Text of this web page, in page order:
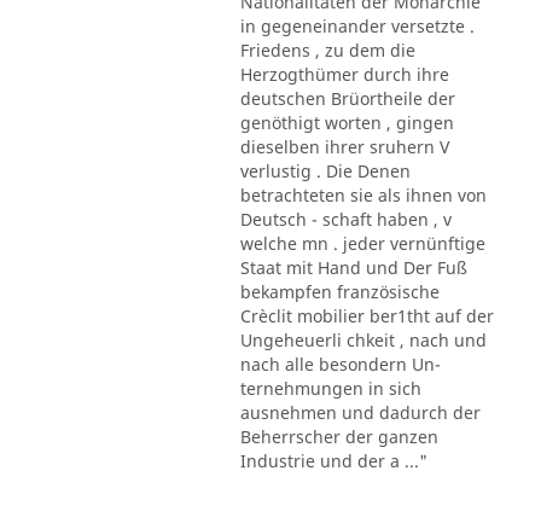
in gegeneinander versetzte .
Friedens , zu dem die
Herzogthümer durch ihre
deutschen Brüortheile der
genöthigt worten , gingen
dieselben ihrer sruhern V
verlustig . Die Denen
betrachteten sie als ihnen von
Deutsch - schaft haben , v
welche mn . jeder vernünftige
Staat mit Hand und Der Fuß
bekampfen französische
Crèclit mobilier ber1tht auf der
Ungeheuerli chkeit , nach und
nach alle besondern Un-
ternehmungen in sich
ausnehmen und dadurch der
Beherrscher der ganzen
Industrie und der a ..."